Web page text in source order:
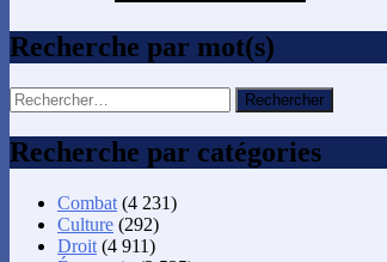
Recherche par mot(s)
Rechercher :
Recherche par catégories
Combat (4 231)
Culture (292)
Droit (4 911)